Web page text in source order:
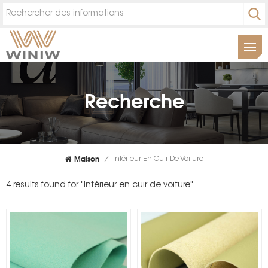
Recherche
Maison / Intérieur En Cuir De Voiture
4 results found for "Intérieur en cuir de voiture"